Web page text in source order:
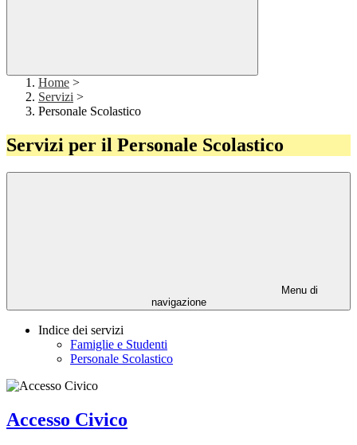
Home >
Servizi >
Personale Scolastico
Servizi per il Personale Scolastico
Menu di
navigazione
Indice dei servizi
Famiglie e Studenti
Personale Scolastico
Accesso Civico